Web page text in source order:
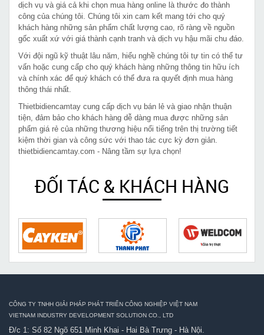
dịch vụ và giá cả khi chọn mua hàng online là thước đo thành
công của chúng tôi. Chúng tôi xin cam kết mang tới cho quý
khách hàng những sản phẩm chất lượng cao, rõ ràng về nguồn
gốc xuất xứ với giá thành cạnh tranh và dịch vụ hậu mãi chu đáo.
Với đội ngũ kỹ thuật lâu năm, hiểu nghề chúng tôi tự tin có thể tư
vấn hoặc cung cấp cho quý khách hàng những thông tin hữu ích
và chính xác để quý khách có thể đưa ra quyết định mua hàng
thông thái nhất.
Thietbidiencamtay cung cấp dịch vụ bán lẻ và giao nhận thuận
tiện, đảm bảo cho khách hàng dễ dàng mua được những sản
phẩm giá rẻ của những thương hiệu nổi tiếng trên thị trường tiết
kiệm thời gian và công sức với thao tác cực kỳ đơn giản.
thietbidiencamtay.com - Nâng tầm sự lựa chọn!
ĐỐI TÁC & KHÁCH HÀNG
CÔNG TY TNHH GIẢI PHÁP PHÁT TRIỂN CÔNG NGHIỆP VIỆT NAM
VIETNAM INDUSTRY DEVELOPMENT SOLUTION CO., LTD
Đ/c 1: Số 82 Ngõ 651 Minh Khai - Hai Bà Trưng - Hà Nội.